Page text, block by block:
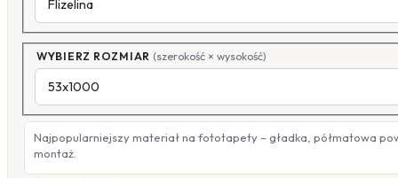
WYBIERZ ROZMIAR (szerokość × wysokość)
Najpopularniejszy materiał na fototapety – gładka, półmatowa
montaż.